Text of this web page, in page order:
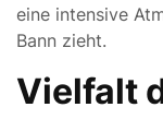
eine intensive
Bann zieht.
Vielfalt